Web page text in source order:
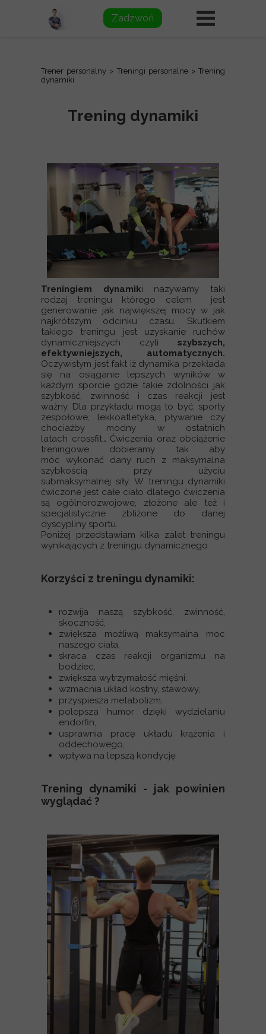
Zadzwoń
Trener personalny > Treningi personalne > Trening
dynamiki
Trening dynamiki
Treningiem dynamiki nazywamy taki
rodzaj treningu którego celem jest
generowanie jak największej mocy w jak
najkrótszym odcinku czasu. Skutkiem
takiego treningu jest uzyskanie ruchów
dynamiczniejszych czyli szybszych,
efektywniejszych, automatycznych.
Oczywistym jest fakt iż dynamika przekłada
się na osiąganie lepszych wyników w
każdym sporcie gdzie takie zdolności jak
szybkość, zwinność i czas reakcji jest
ważny. Dla przykładu mogą to być; sporty
zespołowe, lekkoatletyka, pływanie czy
chociażby modny w ostatnich
latach crossfit.. Ćwiczenia oraz obciążenie
treningowe dobieramy tak aby
móc wykonać dany ruch z maksymalna
szybkością przy użyciu
submaksymalnej siły. W treningu dynamiki
ćwiczone jest całe ciało dlatego ćwiczenia
są ogólnorozwojowe, złożone ale też i
specjalistyczne zbliżone do danej
dyscypliny sportu.
Poniżej przedstawiam kilka zalet treningu
wynikających z treningu dynamicznego
Korzyści z treningu dynamiki:
rozwija naszą szybkość, zwinność,
skoczność,
zwiększa możliwą maksymalna moc
naszego ciała,
skraca czas reakcji organizmu na
bodziec,
zwiększa wytrzymałość mięśni,
wzmacnia układ kostny, stawowy,
przyspiesza metabolizm,
polepsza humor dzięki wydzielaniu
endorfin,
usprawnia pracę układu krążenia i
oddechowego,
wpływa na lepszą kondycję
Trening dynamiki - jak powinien
wyglądać ?